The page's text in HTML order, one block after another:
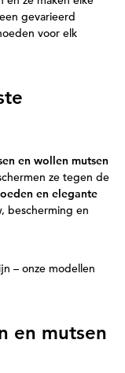
gevarieerd
voor elk
en wollen mutsen
ze tegen de
en elegante
bescherming en
– onze modellen
en mutsen